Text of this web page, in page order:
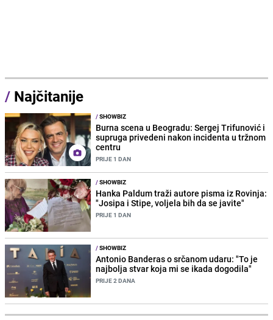
/ Najčitanije
/SHOWBIZ
Burna scena u Beogradu: Sergej Trifunović i
supruga privedeni nakon incidenta u tržnom
centru
PRIJE 1 DAN
/SHOWBIZ
Hanka Paldum traži autore pisma iz Rovinja:
"Josipa i Stipe, voljela bih da se javite"
PRIJE 1 DAN
/SHOWBIZ
Antonio Banderas o srčanom udaru: "To je
najbolja stvar koja mi se ikada dogodila"
PRIJE 2 DANA